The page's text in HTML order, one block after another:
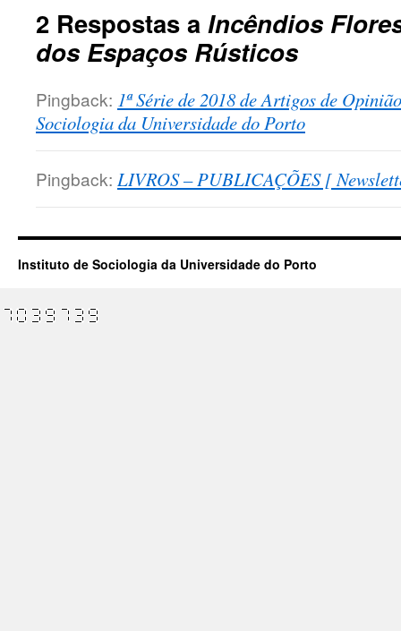
2 Respostas a Incêndios
dos Espaços Rústicos
Pingback: 1ª Série de 2018 de Artigos de
Sociologia da Universidade do Porto
Pingback: LIVROS – PUBLICAÇÕES [
Instituto de Sociologia da Universidade do Porto